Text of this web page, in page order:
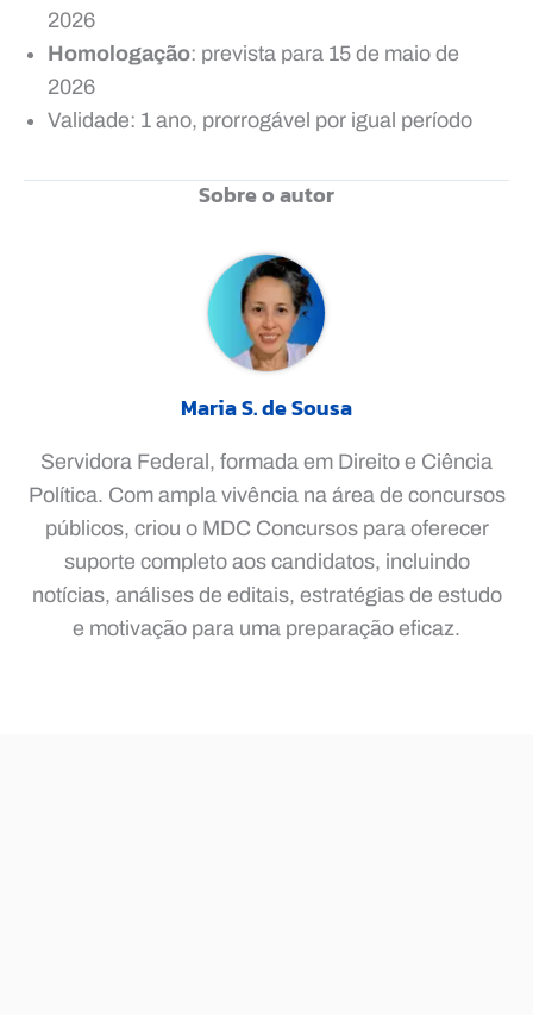
2026
Homologação: prevista para 15 de maio de
2026
Validade: 1 ano, prorrogável por igual período
Sobre o autor
Maria S. de Sousa
Servidora Federal, formada em Direito e Ciência
Política. Com ampla vivência na área de concursos
públicos, criou o MDC Concursos para oferecer
suporte completo aos candidatos, incluindo
notícias, análises de editais, estratégias de estudo
e motivação para uma preparação eficaz.